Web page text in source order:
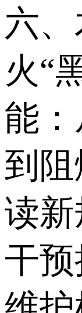
六
火“
能
到
读
干